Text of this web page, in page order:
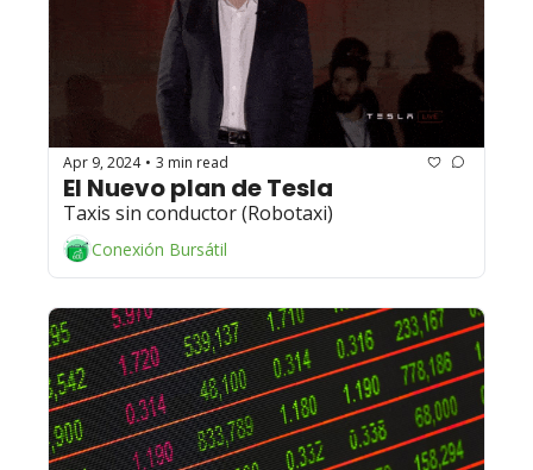
Apr 9, 2024 • 3 min read
Taxis sin conductor (Robotaxi)
Conexión Bursátil